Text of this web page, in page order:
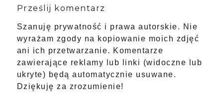
Prześlij komentarz
Szanuję prywatność i prawa autorskie. Nie
wyrażam zgody na kopiowanie moich zdjęć
ani ich przetwarzanie. Komentarze
zawierające reklamy lub linki (widoczne lub
ukryte) będą automatycznie usuwane.
Dziękuję za zrozumienie!